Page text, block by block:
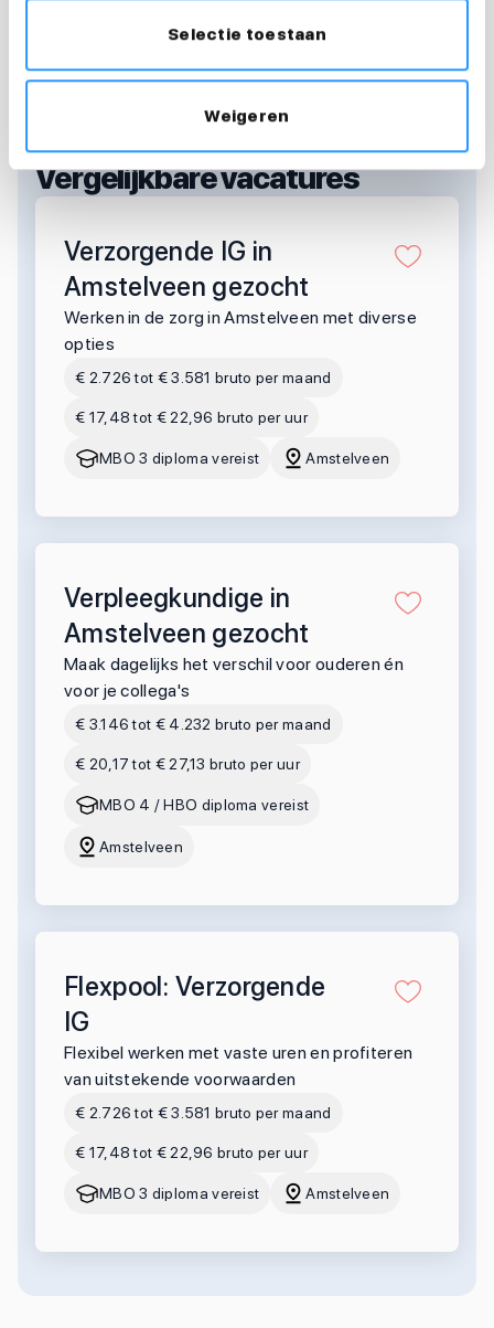
Selectie toestaan
Weigeren
OOK INTERESSANT?
Vergelijkbare vacatures
Verzorgende IG in
Amstelveen gezocht
Werken in de zorg in Amstelveen met diverse
opties
€ 2.726 tot € 3.581 bruto per maand
€ 17,48 tot € 22,96 bruto per uur
MBO 3 diploma vereist Amstelveen
Verpleegkundige in
Amstelveen gezocht
Maak dagelijks het verschil voor ouderen én
voor je collega's
€ 3.146 tot € 4.232 bruto per maand
€ 20,17 tot € 27,13 bruto per uur
MBO 4 / HBO diploma vereist
Amstelveen
Flexpool: Verzorgende
IG
Flexibel werken met vaste uren en profiteren
van uitstekende voorwaarden
€ 2.726 tot € 3.581 bruto per maand
€ 17,48 tot € 22,96 bruto per uur
MBO 3 diploma vereist Amstelveen